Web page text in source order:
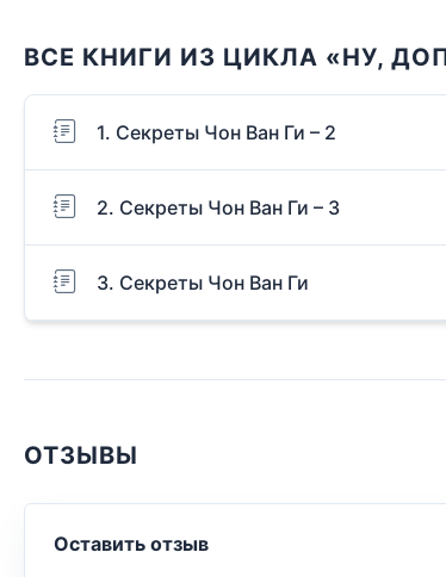
ВСЕ КНИГИ ИЗ ЦИКЛА «НУ,
1. Секреты Чон Ван Ги – 2
2. Секреты Чон Ван Ги – 3
3. Секреты Чон Ван Ги
ОТЗЫВЫ
Оставить отзыв